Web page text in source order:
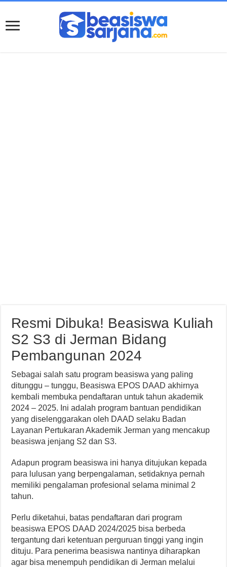
Resmi Dibuka! Beasiswa Kuliah
S2 S3 di Jerman Bidang
Pembangunan 2024
Sebagai salah satu program beasiswa yang paling
ditunggu – tunggu, Beasiswa EPOS DAAD akhirnya
kembali membuka pendaftaran untuk tahun akademik
2024 – 2025. Ini adalah program bantuan pendidikan
yang diselenggarakan oleh DAAD selaku Badan
Layanan Pertukaran Akademik Jerman yang mencakup
beasiswa jenjang S2 dan S3.
Adapun program beasiswa ini hanya ditujukan kepada
para lulusan yang berpengalaman, setidaknya pernah
memiliki pengalaman profesional selama minimal 2
tahun.
Perlu diketahui, batas pendaftaran dari program
beasiswa EPOS DAAD 2024/2025 bisa berbeda
tergantung dari ketentuan perguruan tinggi yang ingin
dituju. Para penerima beasiswa nantinya diharapkan
agar bisa menempuh pendidikan di Jerman melalui